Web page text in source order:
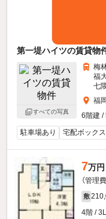
第一堤ハイツの賃貸物
すべての写真
梅
福
七
福
6階建 /
駐車場あり
宅配ボックス
7万円
（管理
敷
4階 /